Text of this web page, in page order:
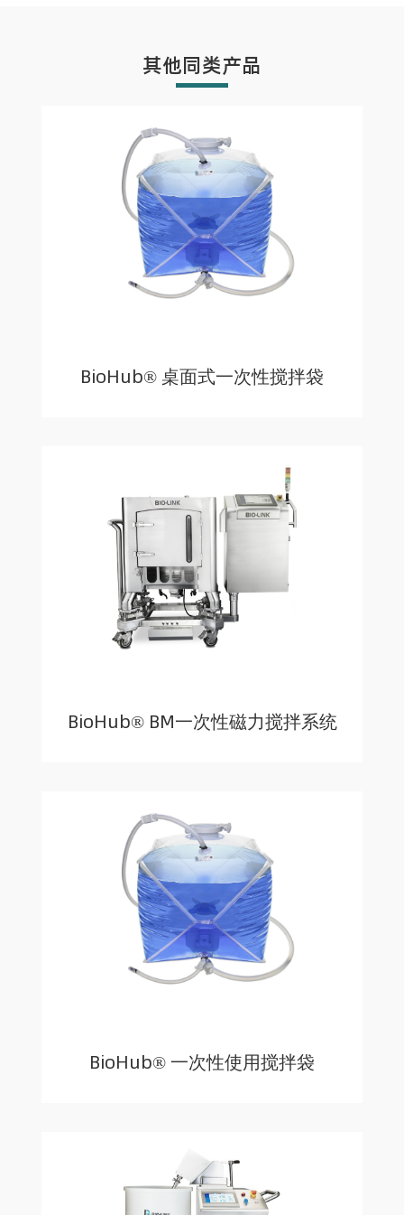
其他同类产品
BioHub® 桌面式一次性搅拌袋
BioHub® BM一次性磁力搅拌系统
BioHub® 一次性使用搅拌袋